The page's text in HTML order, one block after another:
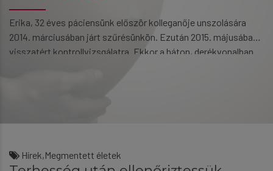
Erika, 32 éves páciensünk először kolleganője unszolására
2014. márciusában járt szűrésünkön. Ezután 2015. májusában
visszatért kontrollvizsgálatra. Ekkor a háton, derékvonalban
Hírek,Megmentett életek